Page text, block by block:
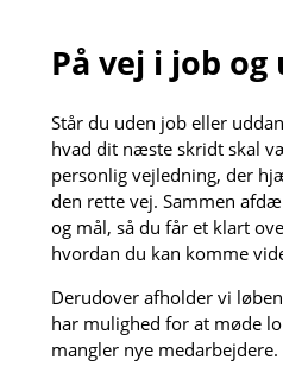
På vej i job
Står du uden job eller
hvad dit næste skridt skal
personlig vejledning, der
den rette vej. Sammen
og mål, så du får et klart
hvordan du kan komme
Derudover afholder vi
har mulighed for at møde
mangler nye